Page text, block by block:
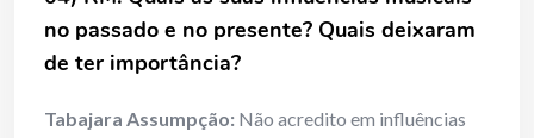
no passado e no presente? Quais deixaram
de ter importância?
Tabajara Assumpção: Não acredito em influências